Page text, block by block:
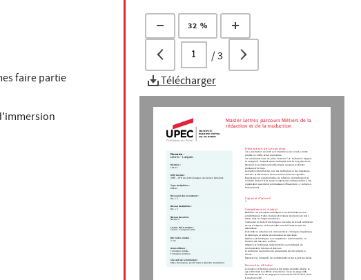
faire partie
32 %
/3
Télécharger
Master Lettres parcours Métiers de la
rédaction et de la traduction
Présentation de la formation
1) La valorisation de l’écrit (sur imprimé ou sur écran), comme
produit et comme activité raisonnée ;
2) L'articulation entre les pôles "rédaction" et "traduction" (anglais
ou espagnol) – lesquels seront imbriqués tout au long du cursus,
tant pour les connaissances théoriques que pour les tâches
pratiques d’écriture.
Ce master entend former, non des techniciens ni des ingénieurs,
mais des professionnels de haut niveau, dotés de capacités
linguistiques et rédactionnelles, de réflexion, de méthode et de
réactivité devant l’écrit, toutes compétences indispensables à une
organisation qui entend communiquer efficacement – y compris à
l’international.
Capacité d'accueil
5
Compétence(s) visée(s)
Mobiliser ses ressources techniques, ses connaissances et sa
sensibilité pour traiter, traduire et produire des textes de toute
nature dans les langues maîtrisées.
Transposer un texte d’une langue à une autre en tenant compte du
niveau d’exigence et de spécialité tant de l’émetteur que du
destinataire.
Consolider et actualiser ses connaissances en langue, linguistique,
terminologie, et culture des domaines de spécialité.
Renforcer et développer ses compétences rédactionnelles en
fonction des missions confiées.
Adapter ses techniques rédactionnelles aux stratégies de
communication internes et externes.
Se conformer aux normes de présentation des documents à
fournir.
Respecter les impératifs de confidentialité et de respect des délais
Poursuites d'études
Ce master est destiné à une insertion professionnelle directe, ce
que confirment les chiffres d'insertion à l'issue du stage (40%
d'embauches en fin de stage pour la promotion 2013-2014, dont
la moitié en CDI)
Domaine :
Lettres - Langues
Mention :
Lettres
UFR/Institut :
UPEC - UFR de Lettres langues et sciences humaines
Type de diplôme :
Master
Niveau(x) de recrutement :
Bac + 3
Niveau de diplôme :
Bac + 5
Niveau de sortie :
Niveau 1
Lieu(x) de formation :
Créteil - Campus Centre
Durée des études :
2 ans
Accessible en :
Formation initiale,
Formation continue
Site web de la formation :
http://textopol.u-pec.fr/mpro-redaction-traduction/